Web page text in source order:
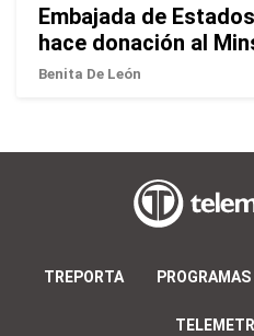
Embajada de
hace donación al
Benita De León
TREPORTA PROGRAMAS